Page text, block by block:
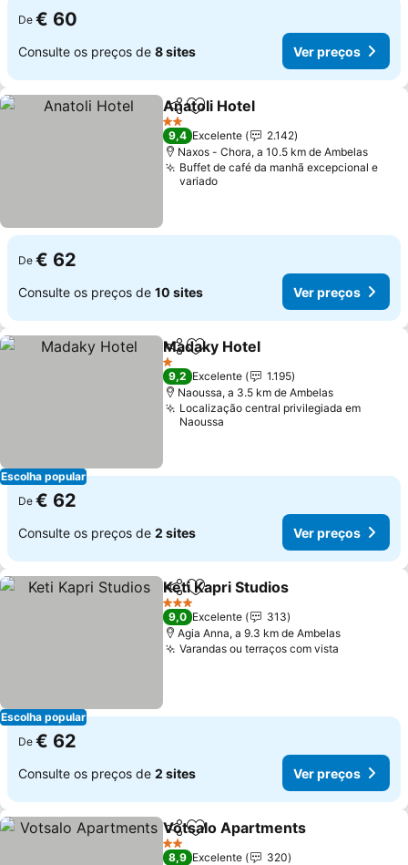
De € 60
Consulte os preços de 8 sites Ver preços
PartilharAdicionar aos favoritos
Anatoli Hotel
2 Estrelas
9,4 Excelente
2.142
Naxos - Chora, a 10.5 km de Ambelas
Buffet de café da manhã excepcional e
variado
De € 62
Consulte os preços de 10 sites Ver preços
Escolha popular
PartilharAdicionar aos favoritos
Madaky Hotel
1 Estrelas
9,2 Excelente
1.195
Naoussa, a 3.5 km de Ambelas
Localização central privilegiada em
Naoussa
De € 62
Consulte os preços de 2 sites Ver preços
Escolha popular
PartilharAdicionar aos favoritos
Keti Kapri Studios
3 Estrelas
9,0 Excelente
313
Agia Anna, a 9.3 km de Ambelas
Varandas ou terraços com vista
De € 62
Consulte os preços de 2 sites Ver preços
PartilharAdicionar aos favoritos
Votsalo Apartments
2 Estrelas
8,9 Excelente
320